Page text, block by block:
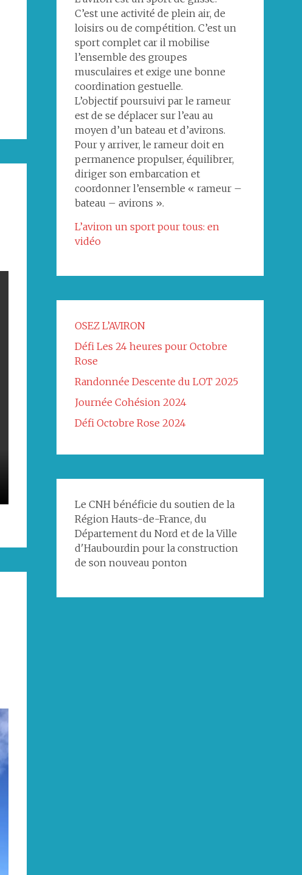
C’est une activité de plein air, de
loisirs ou de compétition. C’est un
sport complet car il mobilise
l’ensemble des groupes
musculaires et exige une bonne
coordination gestuelle.
L’objectif poursuivi par le rameur
est de se déplacer sur l’eau au
moyen d’un bateau et d’avirons.
Pour y arriver, le rameur doit en
permanence propulser, équilibrer,
diriger son embarcation et
coordonner l’ensemble « rameur –
bateau – avirons ».
L’aviron un sport pour tous: en
vidéo
OSEZ L’AVIRON
Défi Les 24 heures pour Octobre
Rose
Randonnée Descente du LOT 2025
Journée Cohésion 2024
Défi Octobre Rose 2024
Le CNH bénéficie du soutien de la
Région Hauts-de-France, du
Département du Nord et de la Ville
d'Haubourdin pour la construction
de son nouveau ponton